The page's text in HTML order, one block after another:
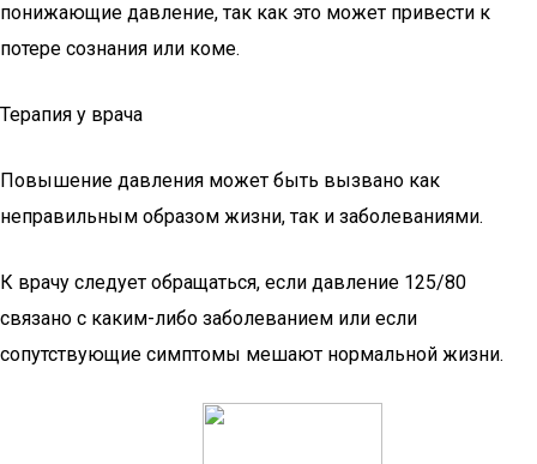
понижающие давление, так как это может привести к
потере сознания или коме.
Терапия у врача
Повышение давления может быть вызвано как
неправильным образом жизни, так и заболеваниями.
К врачу следует обращаться, если давление 125/80
связано с каким-либо заболеванием или если
сопутствующие симптомы мешают нормальной жизни.